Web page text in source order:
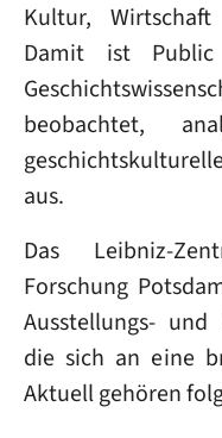
Kultur,
Damit ist
beobachtet,
aus.
Das Leibniz-
Forschung
Ausstellungs- und
die sich an eine
Aktuell gehören